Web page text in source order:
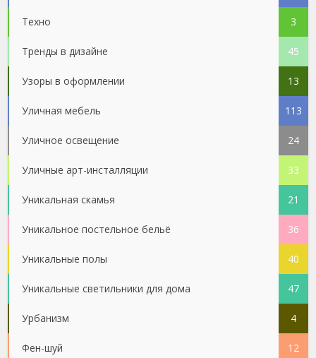
Техно 3
Тренды в дизайне 45
Узоры в оформлении 13
Уличная мебель 113
Уличное освещение 24
Уличные арт-инсталляции 33
Уникальная скамья 21
Уникальное постельное бельё 36
Уникальные полы 40
Уникальные светильники для дома 47
Урбанизм 4
Фен-шуй 12